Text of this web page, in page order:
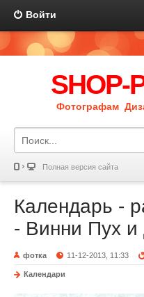
Войти
SHOP-
Фотографам
Полная версия сайта
Календарь -
- Винни Пух и
фотка 11-12-2013, 11:33
Календари